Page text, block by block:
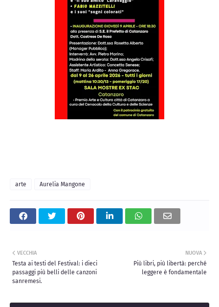
arte Aurelia Mangone
NUOVA
Più libri, più libertà: perché
leggere è fondamentale
VECCHIA
Testa ai testi del Festival: i dieci
passaggi più belli delle canzoni
sanremesi.